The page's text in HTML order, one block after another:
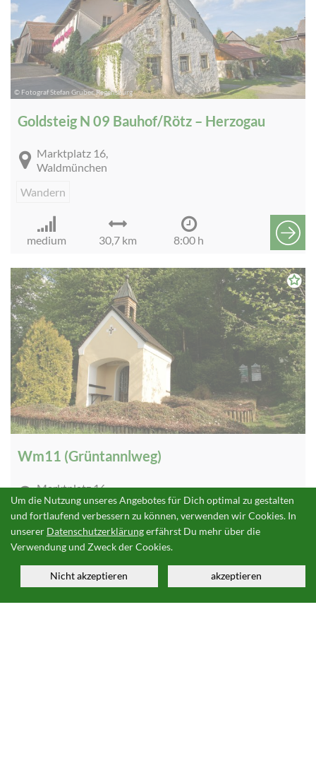
© Fotograf Stefan Gruber, Regensburg
Goldsteig N 09 Bauhof/Rötz – Herzogau
Marktplatz 16,
Waldmünchen
Wandern
medium 30,7 km 8:00 h
Wm11 (Grüntannlweg)
Marktplatz 16,
Waldmünchen
Wandern
medium 7 km
Um die Nutzung unseres Angebotes für Dich optimal zu gestalten
und fortlaufend verbessern zu können, verwenden wir Cookies. In
unserer Datenschutzerklärungerfährst Du mehr über die
Verwendung und Zweck der Cookies.
Nicht akzeptieren akzeptieren